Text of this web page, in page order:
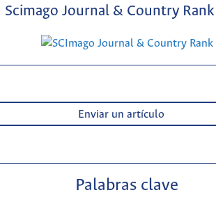
Scimago Journal & Country Rank
Enviar un artículo
Palabras clave